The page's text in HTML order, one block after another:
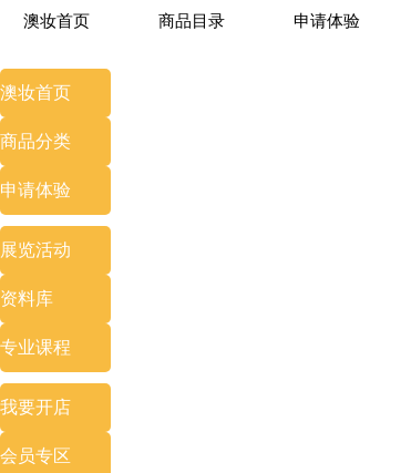
澳妆首页 商品目录 申请体验
澳妆首页
商品分类
申请体验
展览活动
资料库
专业课程
我要开店
会员专区